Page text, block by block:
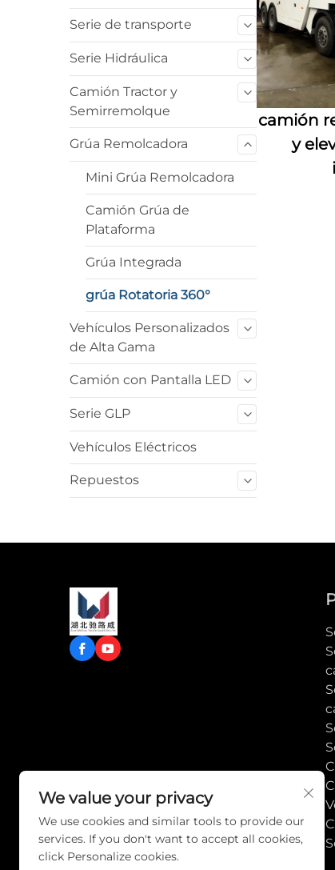
Serie de transporte
Serie Hidráulica
Camión Tractor y
Semirremolque
Grúa Remolcadora
Mini Grúa Remolcadora
Camión Grúa de
Plataforma
Grúa Integrada
grúa Rotatoria 360°
Vehículos Personalizados
de Alta Gama
Camión con Pantalla LED
Serie GLP
Vehículos Eléctricos
Repuestos
camión
y
We value your privacy
We use cookies and similar tools to provide our
services. If you don't want to accept all cookies,
click Personalize cookies.